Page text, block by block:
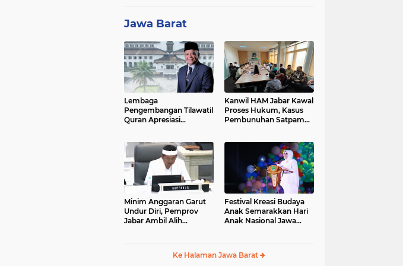
Jawa Barat
Lembaga
Pengembangan Tilawatil
Quran Apresiasi
Langsung MTQ Jabar
Kanwil HAM Jabar Kawal
Proses Hukum, Kasus
Pembunuhan Satpam
Minim Anggaran Garut
Undur Diri, Pemprov
Jabar Ambil Alih
Festival Kreasi Budaya
Anak Semarakkan Hari
Anak Nasional Jawa
Sunda
Ke Halaman Jawa Barat